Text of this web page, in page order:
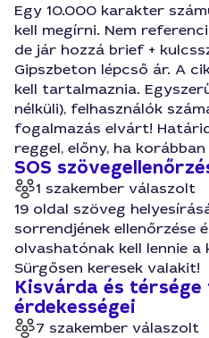
Egy 10.000 karakter
kell megírni. Nem
de jár hozzá brief +
Gipszbeton lépcső ár. A
kell tartalmaznia.
nélküli), felhasználók
fogalmazás elvárt!
reggel, előny, ha korábban
SOS
1 szakember válaszolt
19 oldal szöveg
sorrendjének ellenőrzése
olvashatónak kell lennie
Sürgősen keresek valakit!
Kisvárda és
érdekességei
7 szakember válaszolt